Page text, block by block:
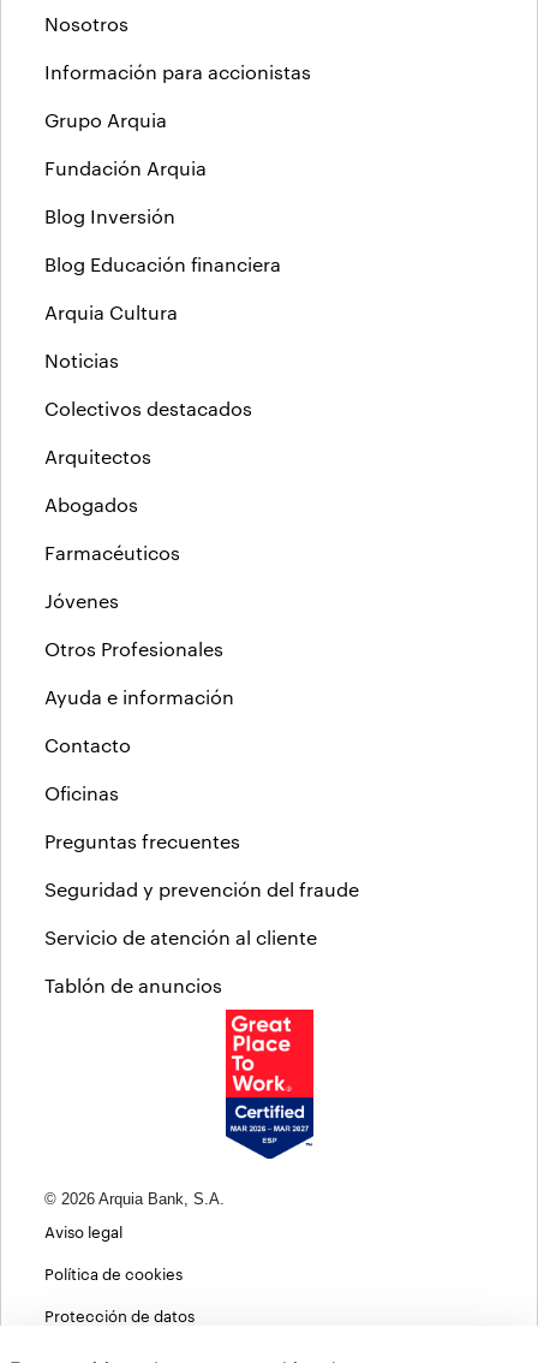
Nosotros
Información para accionistas
Grupo Arquia
Fundación Arquia
Blog Inversión
Blog Educación financiera
Arquia Cultura
Noticias
Colectivos destacados
Arquitectos
Abogados
Farmacéuticos
Jóvenes
Otros Profesionales
Ayuda e información
Contacto
Oficinas
Preguntas frecuentes
Seguridad y prevención del fraude
Servicio de atención al cliente
Tablón de anuncios
© 2026 Arquia Bank, S.A.
Aviso legal
Política de cookies
Protección de datos
Política de privacidad web